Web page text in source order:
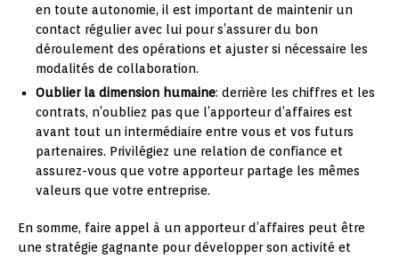
en toute autonomie, il est important de maintenir un
contact régulier avec lui pour s’assurer du bon
déroulement des opérations et ajuster si nécessaire les
modalités de collaboration.
Oublier la dimension humaine: derrière les chiffres et les
contrats, n’oubliez pas que l’apporteur d’affaires est
avant tout un intermédiaire entre vous et vos futurs
partenaires. Privilégiez une relation de confiance et
assurez-vous que votre apporteur partage les mêmes
valeurs que votre entreprise.
En somme, faire appel à un apporteur d’affaires peut être
une stratégie gagnante pour développer son activité et